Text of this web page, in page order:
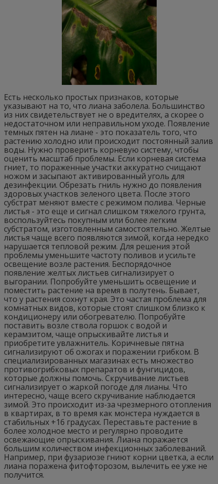
Есть несколько простых признаков, которые
указывают на то, что лиана заболела. Большинство
из них свидетельствует не о вредителях, а скорее о
недостаточном или неправильном уходе. Появление
темных пятен на лиане - это показатель того, что
растению холодно или происходит постоянный залив
воды. Нужно проверить корневую систему, чтобы
оценить масштаб проблемы. Если корневая система
гниет, то пораженные участки аккуратно счищают
ножом и засыпают активированный уголь для
дезинфекции. Обрезать гниль нужно до появления
здоровых участков зеленого цвета. После этого
субстрат меняют вместе с режимом полива. Черные
листья - это еще и сигнал слишком тяжелого грунта,
воспользуйтесь покупным или более легким
субстратом, изготовленным самостоятельно. Желтые
листья чаще всего появляются зимой, когда нередко
нарушается тепловой режим. Для решения этой
проблемы уменьшите частоту поливов и усильте
освещение возле растения. Беспорядочное
появление желтых листьев сигнализирует о
выгорании. Попробуйте уменьшить освещение и
поместить растение на время в полутень. Бывает,
что у растения сохнут края. Это частая проблема для
комнатных видов, которые стоят слишком близко к
кондиционеру или обогревателю. Попробуйте
поставить возле ствола горшок с водой и
керамзитом, чаще опрыскивайте листья и
приобретите увлажнитель. Коричневые пятна
сигнализируют об ожогах и поражении грибком. В
специализированных магазинах есть множество
противогрибковых препаратов и фунгицидов,
которые должны помочь. Скручивание листьев
сигнализирует о жаркой погоде для лианы. Что
интересно, чаще всего скручивание наблюдается
зимой. Это происходит из-за чрезмерного отопления
в квартирах, в то время как монстера нуждается в
стабильных +16 градусах. Переставьте растение в
более холодное место и регулярно проводите
освежающие опрыскивания. Лиана поражается
большим количеством инфекционных заболеваний.
Например, при фузариозе гниют корни цветка, а если
лиана поражена фитофторозом, вылечить ее уже не
получится.